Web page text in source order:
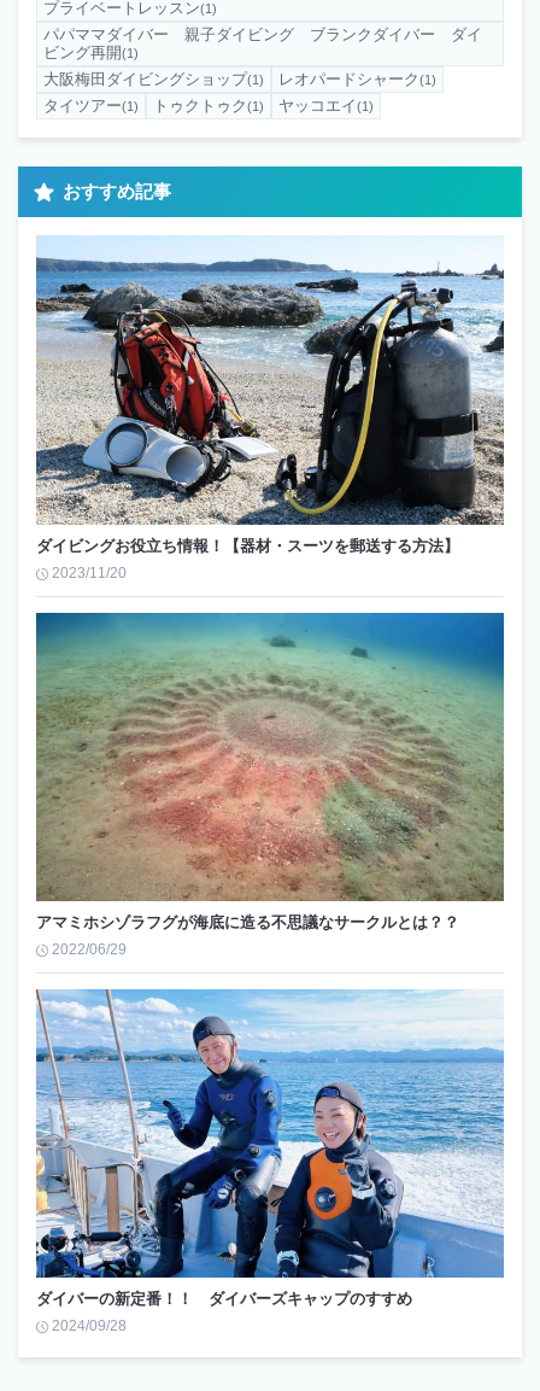
プライベートレッスン(1)
パパママダイバー 親子ダイビング ブランクダイバー ダイ
ビング再開(1)
大阪梅田ダイビングショップ(1) レオパードシャーク(1)
タイツアー(1) トゥクトゥク(1) ヤッコエイ(1)
おすすめ記事
ダイビングお役立ち情報！【器材・スーツを郵送する方法】
2023/11/20
アマミホシゾラフグが海底に造る不思議なサークルとは？？
2022/06/29
ダイバーの新定番！！ ダイバーズキャップのすすめ
2024/09/28